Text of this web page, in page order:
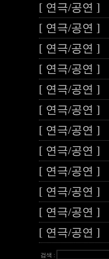
[ 연극/공연 ]
[ 연극/공연 ]
[ 연극/공연 ]
[ 연극/공연 ]
[ 연극/공연 ]
[ 연극/공연 ]
[ 연극/공연 ]
[ 연극/공연 ]
[ 연극/공연 ]
[ 연극/공연 ]
[ 연극/공연 ]
[ 연극/공연 ]
검색 :